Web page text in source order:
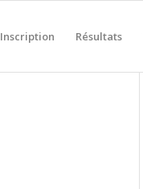
Inscription Résultats